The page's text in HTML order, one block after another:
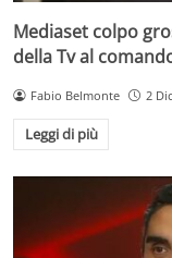
Mediaset colpo
della Tv al
Fabio Belmonte 2
Leggi di più